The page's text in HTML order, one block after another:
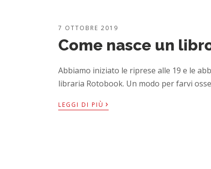
7 OTTOBRE 2019
Come nasce un
Abbiamo iniziato le riprese alle 19 e le
libraria Rotobook. Un modo per farvi
LEGGI DI PIÙ ›